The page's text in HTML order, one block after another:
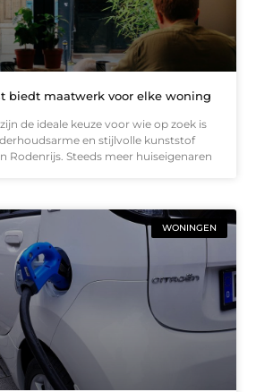
biedt maatwerk voor elke woning
de ideale keuze voor wie op zoek is
en stijlvolle kunststof
Rodenrijs. Steeds meer huiseigenaren
WONINGEN